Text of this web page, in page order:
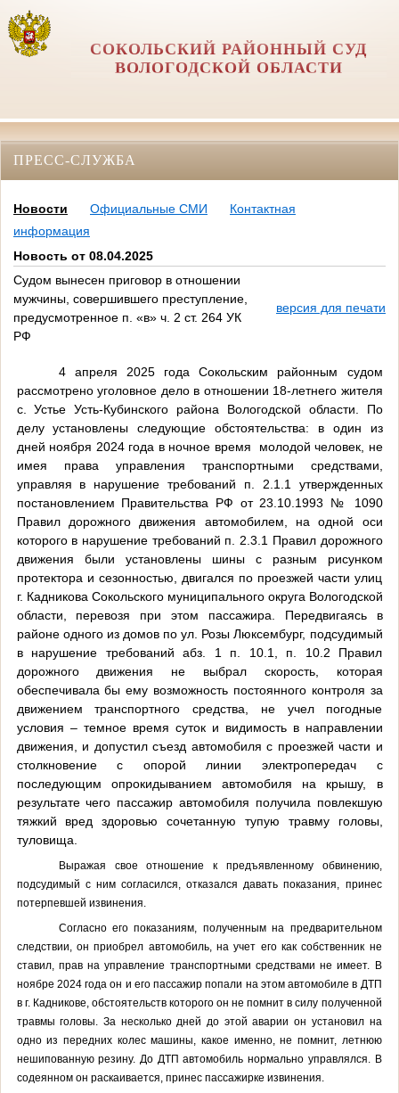
СОКОЛЬСКИЙ РАЙОННЫЙ СУД
ВОЛОГОДСКОЙ ОБЛАСТИ
ПРЕСС-СЛУЖБА
Новости Официальные СМИ
Контактная
информация
Новость от 08.04.2025
Судом вынесен приговор в отношении
мужчины, совершившего преступление,
предусмотренное п. «в» ч. 2 ст. 264 УК
РФ
версия для печати
4 апреля 2025 года Сокольским районным судом
рассмотрено уголовное дело в отношении 18-летнего жителя
с. Устье Усть-Кубинского района Вологодской области. По
делу установлены следующие обстоятельства: в один из
дней ноября 2024 года в ночное время
молодой человек, не
имея права управления транспортными средствами,
управляя в нарушение требований п. 2.1.1 утвержденных
постановлением Правительства РФ от 23.10.1993 № 1090
Правил дорожного движения автомобилем, на одной оси
которого в нарушение требований п. 2.3.1 Правил дорожного
движения были установлены шины с разным рисунком
протектора и сезонностью, двигался по проезжей части улиц
г. Кадникова Сокольского муниципального округа Вологодской
области, перевозя при этом пассажира. Передвигаясь в
районе одного из домов по ул. Розы Люксембург, подсудимый
в нарушение требований абз. 1 п. 10.1, п. 10.2 Правил
дорожного движения не выбрал скорость, которая
обеспечивала бы ему возможность постоянного контроля за
движением транспортного средства, не учел погодные
условия – темное время суток и видимость в направлении
движения, и допустил съезд автомобиля с проезжей части и
столкновение с опорой линии электропередач с
последующим опрокидыванием автомобиля на крышу, в
результате чего пассажир автомобиля получила повлекшую
тяжкий вред здоровью сочетанную тупую травму головы,
туловища.
Выражая свое отношение к предъявленному обвинению,
подсудимый с ним согласился, отказался давать показания, принес
потерпевшей извинения.
Согласно его показаниям, полученным на предварительном
следствии, он приобрел автомобиль, на учет его как собственник не
ставил, прав на управление транспортными средствами не имеет. В
ноябре 2024 года он и его пассажир попали на этом автомобиле в ДТП
в г. Кадникове, обстоятельств которого он не помнит в силу полученной
травмы головы. За несколько дней до этой аварии он установил на
одно из передних колес машины, какое именно, не помнит, летнюю
нешипованную резину. До ДТП автомобиль нормально управлялся. В
содеянном он раскаивается, принес пассажирке извинения.